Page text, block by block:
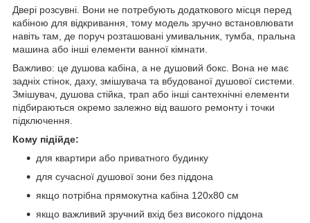
Двері розсувні. Вони не потребують додаткового місця перед
кабіною для відкривання, тому модель зручно встановлювати
навіть там, де поруч розташовані умивальник, тумба, пральна
машина або інші елементи ванної кімнати.
Важливо: це душова кабіна, а не душовий бокс. Вона не має
задніх стінок, даху, змішувача та вбудованої душової системи.
Змішувач, душова стійка, трап або інші сантехнічні елементи
підбираються окремо залежно від вашого ремонту і точки
підключення.
Кому підійде:
для квартири або приватного будинку
для сучасної душової зони без піддона
якщо потрібна прямокутна кабіна 120x80 см
якщо важливий зручний вхід без високого піддона